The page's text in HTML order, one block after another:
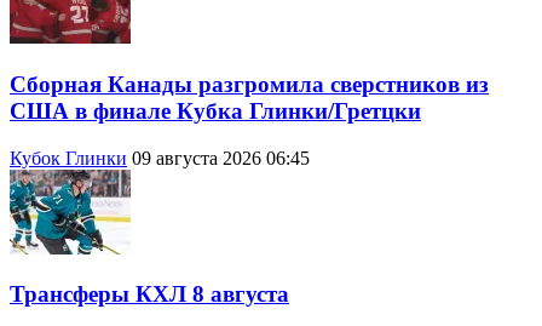
Сборная Канады разгромила сверстников из
США в финале Кубка Глинки/Гретцки
Кубок Глинки 09 августа 2026 06:45
Трансферы КХЛ 8 августа